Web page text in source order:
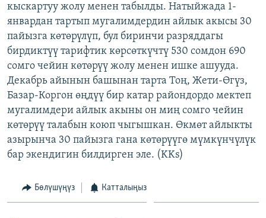
ЫҢГАЙСЫЗ СУРООЛОР
ЭЕ/АРнун бардык сайттары
кыскартуу жолу менен табылды. Натыйжада 1-
январдан тартып мугалимдердин айлык акысы 30
пайызга көтөрүлүп, бул биринчи разряддагы
бирдиктүү тарифтик көрсөткүчтү 530 сомдон 690
сомго чейин көтөрүү жолу менен ишке ашууда.
Декабрь айынын башынан тарта Тоң, Жети-Өгүз,
Базар-Коргон өңдүү бир катар райондордо мектеп
мугалимдери айлык акыны он миң сомго чейин
көтөрүү талабын коюп чыгышкан. Өкмөт айлыкты
азырынча 30 пайызга гана көтөрүүгө мүмкүнчүлүк
бар экендигин билдирген эле. (KKs)
Бөлүшүңүз Катталыңыз